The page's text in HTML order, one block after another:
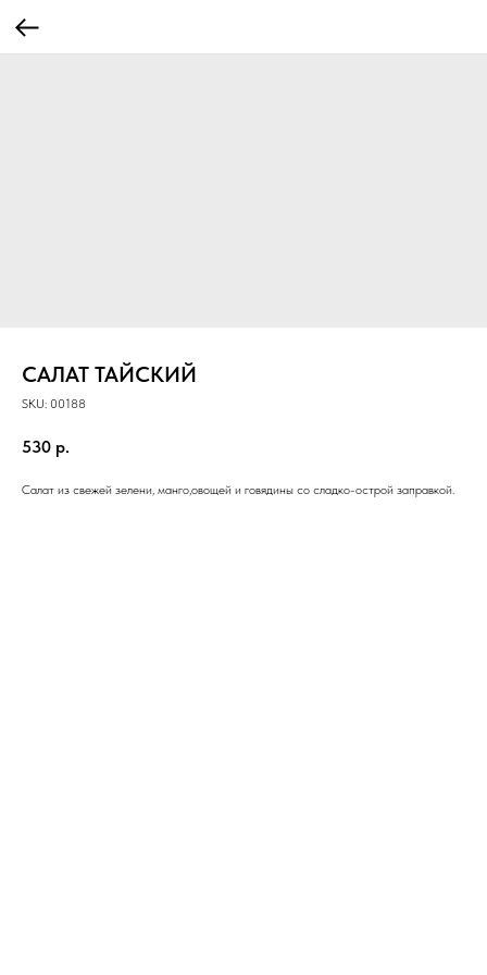
САЛАТ ТАЙСКИЙ
SKU: 00188
530 р.
Салат из свежей зелени, манго,овощей и говядины со сладко-острой заправкой.